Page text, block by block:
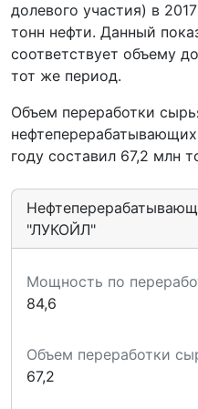
долевого участия) в
тонн нефти. Данный
соответствует объему
тот же период.
Объем переработки
году составил 67,2 млн
"ЛУКОЙЛ"
Мощность по
84,6
Объем переработки
67,2